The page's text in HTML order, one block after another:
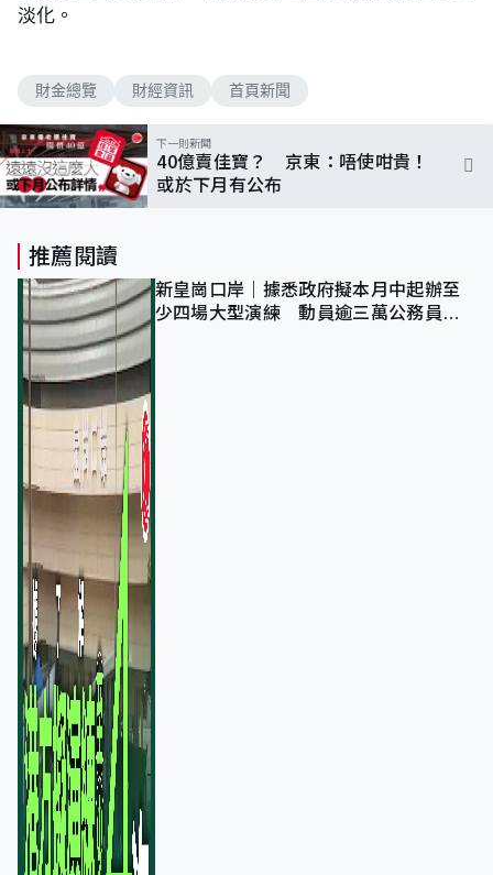
淡化。
財金總覽 財經資訊 首頁新聞
下一則新聞
40億賣佳寶？ 京東：唔使咁貴！
或於下月有公布
推薦閱讀
新皇崗口岸｜據悉政府擬本月中起辦至
少四場大型演練 動員逾三萬公務員人